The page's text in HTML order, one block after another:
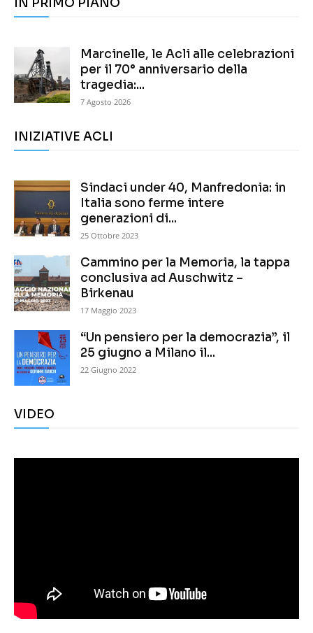
IN PRIMO PIANO
Marcinelle, le Acli alle celebrazioni
per il 70° anniversario della
tragedia:...
7 Agosto 2026
INIZIATIVE ACLI
Sindaci under 40, Manfredonia: in
Italia sono ferme intere
generazioni di...
25 Ottobre 2023
Cammino per la Memoria, la tappa
conclusiva ad Auschwitz –
Birkenau
17 Maggio 2023
“Un pensiero per la democrazia”, il
25 giugno a Milano il...
22 Giugno 2022
VIDEO